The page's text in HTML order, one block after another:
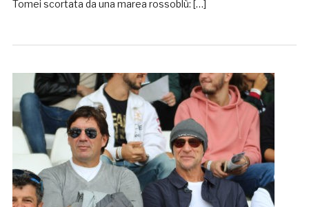
Tomei scortata da una marea rossoblù: […]